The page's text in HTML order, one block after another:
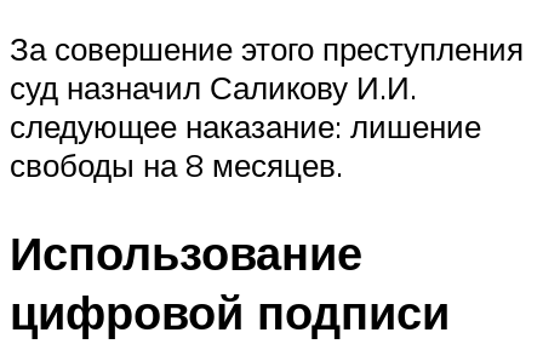
За совершение этого преступления
суд назначил Саликову И.И.
следующее наказание: лишение
свободы на 8 месяцев.
Использование
цифровой подписи